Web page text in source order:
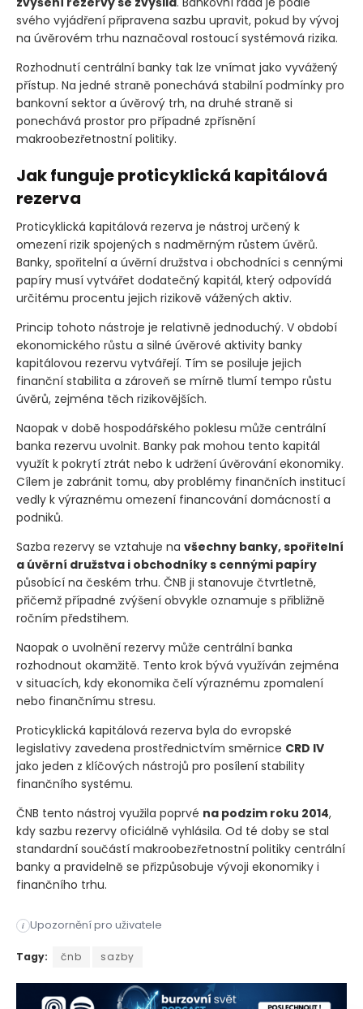
svého vyjádření připravena sazbu upravit, pokud by vývoj
na úvěrovém trhu naznačoval rostoucí systémová rizika.
Rozhodnutí centrální banky tak lze vnímat jako vyvážený
přístup. Na jedné straně ponechává stabilní podmínky pro
bankovní sektor a úvěrový trh, na druhé straně si
ponechává prostor pro případné zpřísnění
makroobezřetnostní politiky.
Jak funguje proticyklická kapitálová
rezerva
Proticyklická kapitálová rezerva je nástroj určený k
omezení rizik spojených s nadměrným růstem úvěrů.
Banky, spořitelní a úvěrní družstva i obchodníci s cennými
papíry musí vytvářet dodatečný kapitál, který odpovídá
určitému procentu jejich rizikově vážených aktiv.
Princip tohoto nástroje je relativně jednoduchý. V období
ekonomického růstu a silné úvěrové aktivity banky
kapitálovou rezervu vytvářejí. Tím se posiluje jejich
finanční stabilita a zároveň se mírně tlumí tempo růstu
úvěrů, zejména těch rizikovějších.
Naopak v době hospodářského poklesu může centrální
banka rezervu uvolnit. Banky pak mohou tento kapitál
využít k pokrytí ztrát nebo k udržení úvěrování ekonomiky.
Cílem je zabránit tomu, aby problémy finančních institucí
vedly k výraznému omezení financování domácností a
podniků.
Sazba rezervy se vztahuje na všechny banky, spořitelní
a úvěrní družstva i obchodníky s cennými papíry
působící na českém trhu. ČNB ji stanovuje čtvrtletně,
přičemž případné zvýšení obvykle oznamuje s přibližně
ročním předstihem.
Naopak o uvolnění rezervy může centrální banka
rozhodnout okamžitě. Tento krok bývá využíván zejména
v situacích, kdy ekonomika čelí výraznému zpomalení
nebo finančnímu stresu.
Proticyklická kapitálová rezerva byla do evropské
legislativy zavedena prostřednictvím směrnice CRD IV
jako jeden z klíčových nástrojů pro posílení stability
finančního systému.
ČNB tento nástroj využila poprvé na podzim roku 2014,
kdy sazbu rezervy oficiálně vyhlásila. Od té doby se stal
standardní součástí makroobezřetnostní politiky centrální
banky a pravidelně se přizpůsobuje vývoji ekonomiky i
finančního trhu.
i Upozornění pro uživatele
Bankovní rada České národní banky (ČNB) rozhodla, že
Tagy: čnb sazby